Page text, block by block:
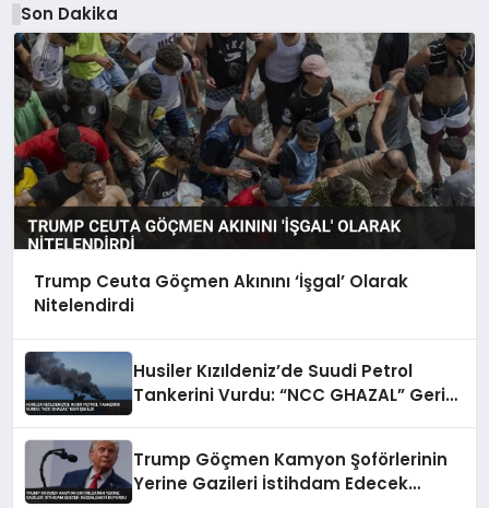
Son Dakika
Trump Ceuta Göçmen Akınını ‘İşgal’ Olarak
Nitelendirdi
Husiler Kızıldeniz’de Suudi Petrol
Tankerini Vurdu: “NCC GHAZAL” Geri
Trump Göçmen Kamyon Şoförlerinin
Yerine Gazileri İstihdam Edecek